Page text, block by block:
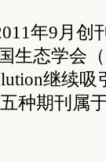
年9月创
生态学会
继续
种期刊属